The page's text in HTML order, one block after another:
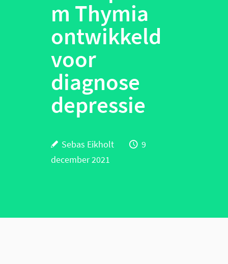
m Thymia
ontwikkeld
voor
diagnose
depressie
Sebas Eikholt
9
december 2021